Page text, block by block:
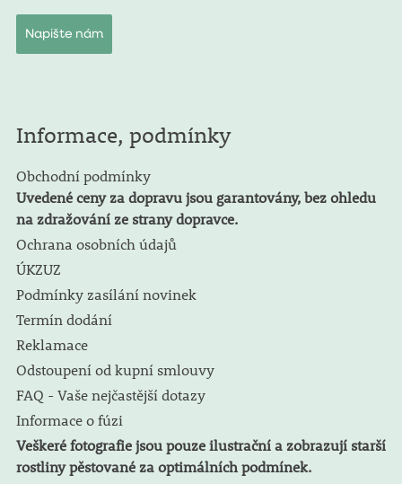
Napište nám
Informace, podmínky
Obchodní podmínky
Uvedené ceny za dopravu jsou garantovány, bez ohledu
na zdražování ze strany dopravce.
Ochrana osobních údajů
ÚKZUZ
Podmínky zasílání novinek
Termín dodání
Reklamace
Odstoupení od kupní smlouvy
FAQ - Vaše nejčastější dotazy
Informace o fúzi
Veškeré fotografie jsou pouze ilustrační a zobrazují starší
rostliny pěstované za optimálních podmínek.